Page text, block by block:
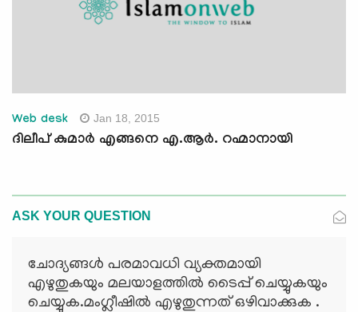
Web desk Jan 18, 2015
ദിലീപ് കുമാര്‍ എങ്ങനെ എ.ആര്‍. റഹ്മാനായി
ASK YOUR QUESTION
ചോദ്യങ്ങള്‍ പരമാവധി വ്യക്തമായി
എഴുതുകയും മലയാളത്തില്‍ ടൈപ്പ് ചെയ്യുകയും
ചെയ്യുക.മംഗ്ലീഷില്‍ എഴുതുന്നത് ഒഴിവാക്കുക .